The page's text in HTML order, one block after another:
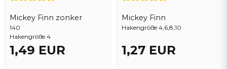
Mickey Finn zonker
140
Hakengröße 4
1,49 EUR
Mickey Finn
Hakengröße 4,6,8,10
1,27 EUR
Frage senden